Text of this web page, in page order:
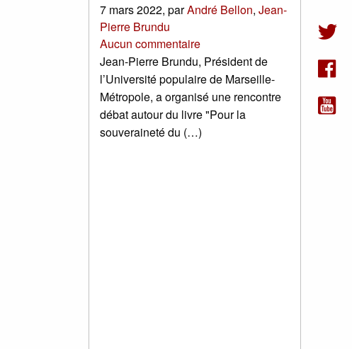
7 mars 2022, parAndré Bellon, Jean-
Pierre Brundu
Aucun commentaire
Jean-Pierre Brundu, Président de
l’Université populaire de Marseille-
Métropole, a organisé une rencontre
débat autour du livre "Pour la
souveraineté du (…)